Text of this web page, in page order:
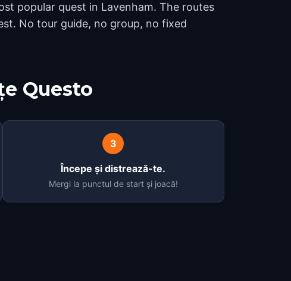
popular quest in Lavenham. The routes
No tour guide, no group, no fixed
Questo
3
Începe și distrează-te.
Mergi la punctul de start și joacă!